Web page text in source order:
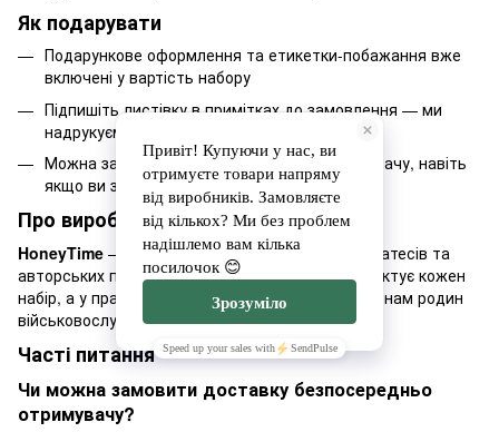
Як подарувати
Подарункове оформлення та етикетки-побажання вже
включені у вартість набору
Підпишіть листівку в примітках до замовлення — ми
надрукуємо та вкладемо її до набору
Можна замовити доставку напряму отримувачу, навіть
якщо ви за кордоном чи в іншому місті
Про виробника
HoneyTime — український бренд медових делікатесів та
авторських подарунків. Команда вручну комплектує кожен
набір, а у працевлаштуванні надає перевагу членам родин
військовослужбовців.
Часті питання
Чи можна замовити доставку безпосередньо
отримувачу?